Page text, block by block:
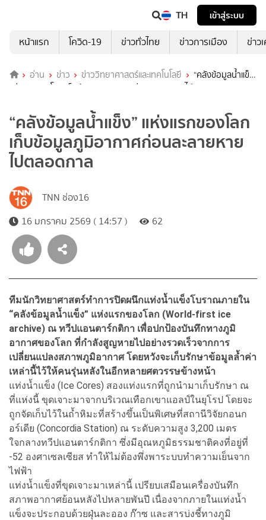
TH
เข้าสู่ระบบ
หน้าแรก
โควิด-19 ข่าวทั่วไทย ข่าวการเมือง ข่าว
อ่าน ข่าว ข่าววิทยาศาสตร์และเทคโนโลยี
“คลังข้อมูลน้ำแข็ง”
แห่งแรกของโลก เก็บข้อมูลภูมิอากาศก่อนละลายหายไปตลอดกาล
“คลังข้อมูลน้ำแข็ง” แห่งแรกของโลก
เก็บข้อมูลภูมิอากาศก่อนละลายหาย
ไปตลอดกาล
TNN ช่อง16
16 มกราคม 2569 ( 14:57 )
62
ทีมนักวิทยาศาสตร์ทำการปิดผนึกแท่งน้ำแข็งโบราณภายใน
“คลังข้อมูลน้ำแข็ง” แห่งแรกของโลก (World-first ice
archive) ณ ทวีปแอนตาร์กติกา เพื่อปกป้องบันทึกทางภูมิ
อากาศของโลก ที่กำลังสูญหายไปอย่างรวดเร็วจากการ
เปลี่ยนแปลงสภาพภูมิอากาศ โดยหวังจะเก็บรักษาข้อมูลล้ำค่า
เหล่านี้ไว้ให้คนรุ่นหลังในอีกหลายศตวรรษข้างหน้า
แท่งน้ำแข็ง (Ice Cores) สองแท่งแรกที่ถูกนำมาเก็บรักษา ณ
ที่แห่งนี้ ขุดเจาะมาจากบริเวณเทือกเขาแอลป์ในยุโรป โดยจะ
ถูกจัดเก็บไว้ในถ้ำหิมะที่สร้างขึ้นเป็นพิเศษที่สถานีวิจัยกอนก
อร์เดีย (Concordia Station) ณ ระดับความสูง 3,200 เมตร
ใจกลางทวีปแอนตาร์กติกา ซึ่งมีอุณหภูมิธรรมชาติคงที่อยู่ที่
-52 องศาเซลเซียส ทำให้ไม่ต้องพึ่งพาระบบทำความเย็นจาก
ไฟฟ้า
แท่งน้ำแข็งที่ขุดเจาะมาเหล่านี้ เปรียบเสมือนเครื่องบันทึก
สภาพอากาศย้อนหลังไปหลายพันปี เนื่องจากภายในแท่งน้ำ
แข็งจะประกอบด้วยฝุ่นละออง ก๊าซ และสารบ่งชี้ทางภูมิ